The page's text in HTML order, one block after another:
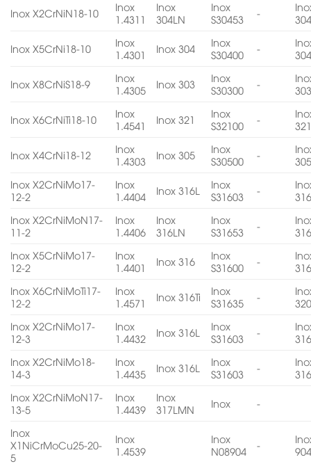
Inox X2CrNiN18-10
Inox
1.4311
Inox
304LN
Inox
S30453
-
Inox X5CrNi18-10
Inox
1.4301
Inox 304
Inox
S30400
-
Inox X8CrNiS18-9
Inox
1.4305
Inox 303
Inox
S30300
-
Inox X6CrNiTi18-10
Inox
1.4541
Inox 321
Inox
S32100
-
Inox X4CrNi18-12
Inox
1.4303
Inox 305
Inox
S30500
-
Inox X2CrNiMo17-
12-2
Inox
1.4404
Inox 316L
Inox
S31603
-
Inox X2CrNiMoN17-
11-2
Inox
1.4406
Inox
316LN
Inox
S31653
-
Inox X5CrNiMo17-
12-2
Inox
1.4401
Inox 316
Inox
S31600
-
Inox X6CrNiMoTi17-
12-2
Inox
1.4571
Inox 316Ti
Inox
S31635
-
Inox X2CrNiMo17-
12-3
Inox
1.4432
Inox 316L
Inox
S31603
-
Inox X2CrNiMo18-
14-3
Inox
1.4435
Inox 316L
Inox
S31603
-
Inox X2CrNiMoN17-
13-5
Inox
1.4439
Inox
317LMN
Inox -
Inox
X1NiCrMoCu25-20-
5
Inox
1.4539
Inox
N08904
-